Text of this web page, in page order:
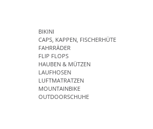
BIKINI
CAPS, KAPPEN, FISCHERHÜTE
FAHRRÄDER
FLIP FLOPS
HAUBEN & MÜTZEN
LAUFHOSEN
LUFTMATRATZEN
MOUNTAINBIKE
OUTDOORSCHUHE